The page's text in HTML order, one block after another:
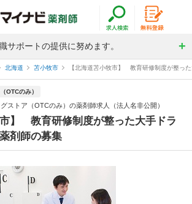
サポートの提供に努めます。
北海道 苫小牧市 【北海道苫小牧市】 教育研修制度が整っ
OTCのみ）
ストア（OTCのみ）の薬剤師求人（法人名非公開）
市】 教育研修制度が整った大手ドラ
剤師の募集